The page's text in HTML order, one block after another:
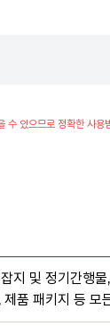
수 있으므로 정확한 사
지 및 정기간행
제품 패키지 등 모